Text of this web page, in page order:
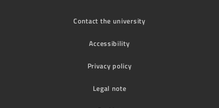
Contact the university
Accessibility
Privacy policy
Legal note